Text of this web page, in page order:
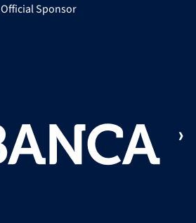
Official Sponsor